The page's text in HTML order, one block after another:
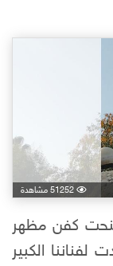
51252 مشاهدة
كفن مظهر
الكبير